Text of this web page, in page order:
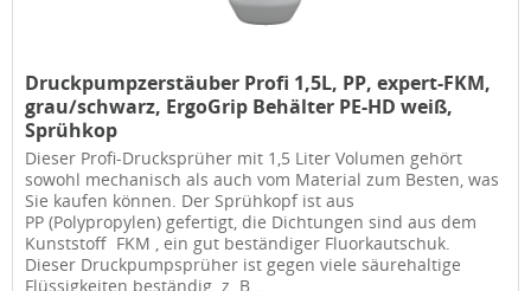
Druckpumpzerstäuber Profi 1,5L, PP, expert-FKM,
grau/schwarz, ErgoGrip Behälter PE-HD weiß,
Sprühkop
Dieser Profi-Drucksprüher mit 1,5 Liter Volumen gehört
sowohl mechanisch als auch vom Material zum Besten, was
Sie kaufen können. Der Sprühkopf ist aus
PP (Polypropylen) gefertigt, die Dichtungen sind aus dem
Kunststoff FKM , ein gut beständiger Fluorkautschuk.
Dieser Druckpumpsprüher ist gegen viele säurehaltige
Flüssigkeiten beständig. z. B....